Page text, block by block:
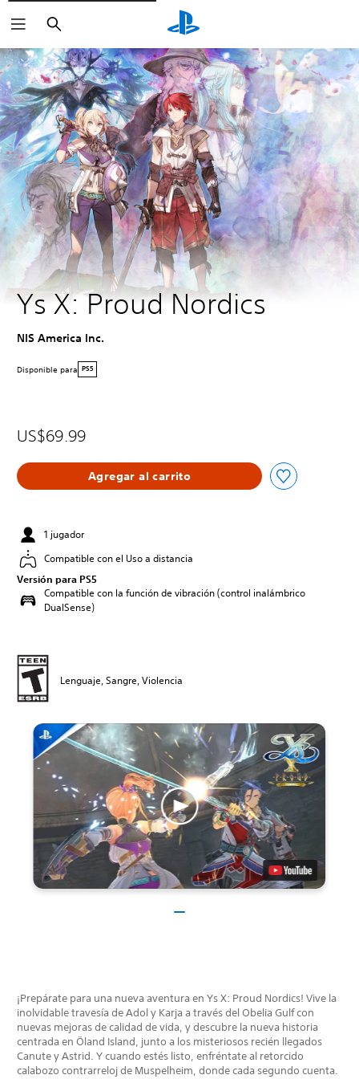
Buscar
Ys X: Proud Nordics
NIS America Inc.
Disponible para PS5
US$69.99
Agregar al carrito
1 jugador
Compatible con el Uso a distancia
Versión para PS5
Compatible con la función de vibración (control inalámbrico
DualSense)
Lenguaje, Sangre, Violencia
¡Prepárate para una nueva aventura en Ys X: Proud Nordics! Vive la
inolvidable travesía de Adol y Karja a través del Obelia Gulf con
nuevas mejoras de calidad de vida, y descubre la nueva historia
centrada en Öland Island, junto a los misteriosos recién llegados
Canute y Astrid. Y cuando estés listo, enfréntate al retorcido
calabozo contrarreloj de Muspelheim, donde cada segundo cuenta.